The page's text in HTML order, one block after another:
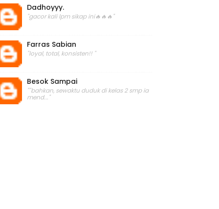
Dadhoyyy.
"gacor kali lpm sikap ini🔥🔥🔥"
Farras Sabian
"loyal, total, konsisten!! "
Besok Sampai
""bahkan, sewaktu duduk di kelas 2 smp ia
mend..."